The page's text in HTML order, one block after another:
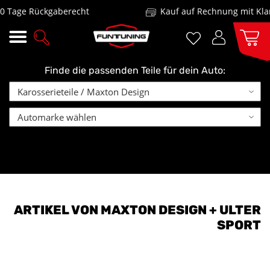
Rückgaberecht Kauf auf Rechnung mit
Finde die passenden Teile für dein Auto:
ARTIKEL VON MAXTON DESIGN + ULTER
SPORT